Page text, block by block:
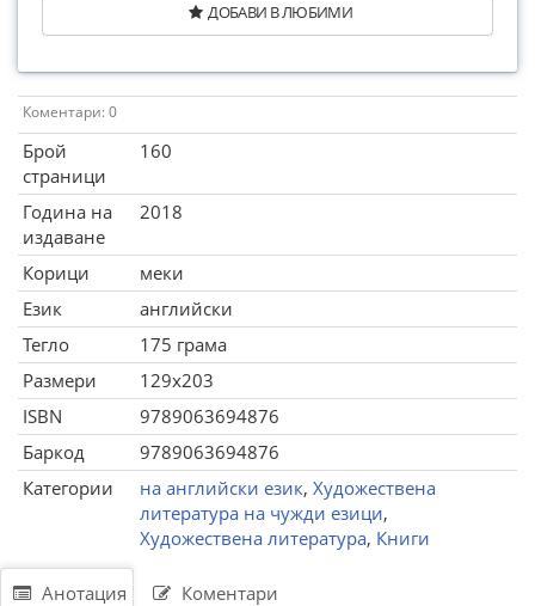
ДОБАВИ В ЛЮБИМИ
Коментари: 0
Брой
страници
160
Година на
издаване
2018
Корици
меки
Език
английски
Тегло
175 грама
Размери
129x203
ISBN
9789063694876
Баркод
9789063694876
Категории
на английски език, Художествена
литература на чужди езици,
Художествена литература, Книги
Анотация Коментари